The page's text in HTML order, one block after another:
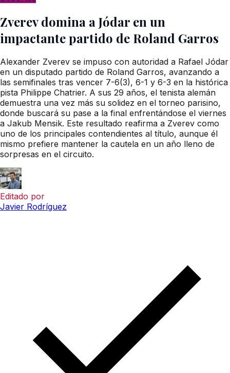
Zverev domina a Jódar en un
impactante partido de Roland Garros
Alexander Zverev se impuso con autoridad a Rafael Jódar
en un disputado partido de Roland Garros, avanzando a
las semifinales tras vencer 7-6(3), 6-1 y 6-3 en la histórica
pista Philippe Chatrier. A sus 29 años, el tenista alemán
demuestra una vez más su solidez en el torneo parisino,
donde buscará su pase a la final enfrentándose el viernes
a Jakub Mensik. Este resultado reafirma a Zverev como
uno de los principales contendientes al título, aunque él
mismo prefiere mantener la cautela en un año lleno de
sorpresas en el circuito.
Editado por
Javier Rodríguez